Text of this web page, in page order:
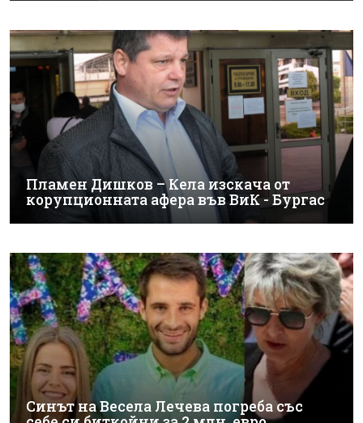
Пламен Дишков – Кела изскача от
корупционната афера във ВиК - Бургас
Синът на Весела Лечева погреба със